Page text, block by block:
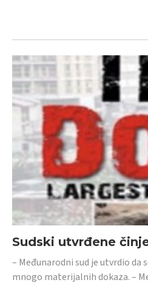
Sudski utvrđene
– Međunarodni sud je utvrdio
mnogo materijalnih dokaza. –